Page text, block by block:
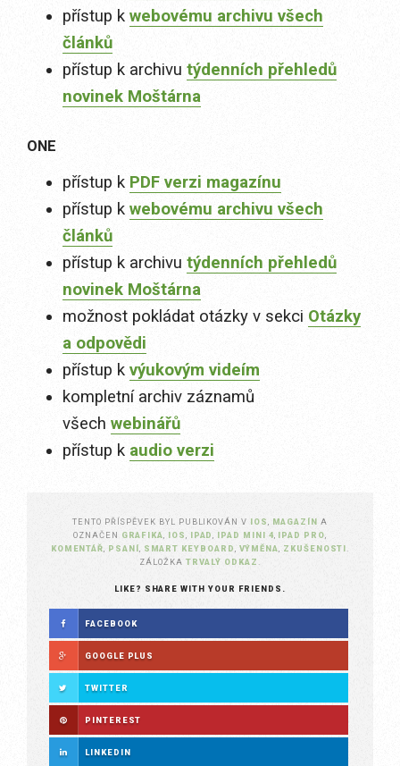
přístup k webovému archivu všech
článků
přístup k archivu týdenních přehledů
novinek Moštárna
ONE
přístup k PDF verzi magazínu
přístup k webovému archivu všech
článků
přístup k archivu týdenních přehledů
novinek Moštárna
možnost pokládat otázky v sekci Otázky
a odpovědi
přístup k výukovým videím
kompletní archiv záznamů
všech webinářů
přístup k audio verzi
TENTO PŘÍSPĚVEK BYL PUBLIKOVÁN V IOS MAGAZÍN A
OZNAČEN GRAFIKA IOS IPAD IPAD MINI 4 IPAD PRO
KOMENTÁŘ
PSANÍ SMART KEYBOARD VÝMĚNA ZKUŠENOSTI
ZÁLOŽKA TRVALÝ ODKAZ
LIKE? SHARE WITH YOUR FRIENDS.
FACEBOOK
GOOGLE PLUS
TWITTER
PINTEREST
LINKEDIN